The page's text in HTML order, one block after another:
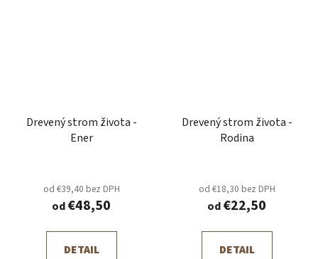
Drevený strom života -
Ener
od €39,40 bez DPH
od€48,50
DETAIL
Drevený strom života -
Rodina
od €18,30 bez DPH
od€22,50
DETAIL